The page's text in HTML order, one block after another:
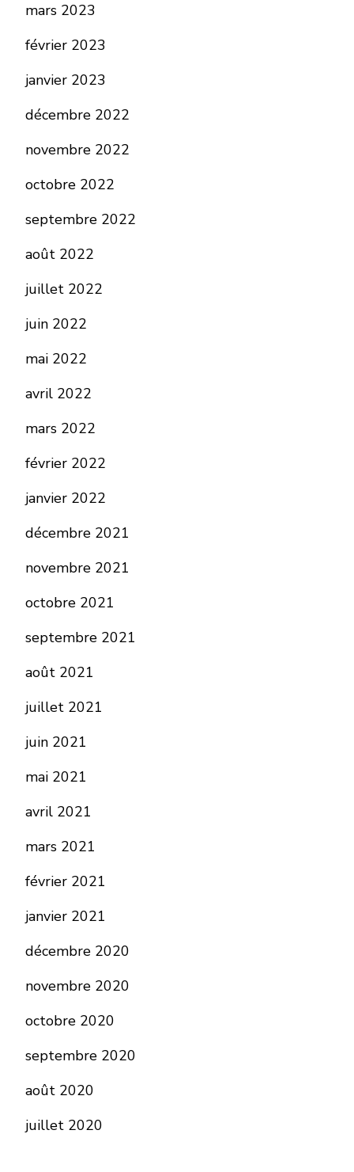
mars 2023
février 2023
janvier 2023
décembre 2022
novembre 2022
octobre 2022
septembre 2022
août 2022
juillet 2022
juin 2022
mai 2022
avril 2022
mars 2022
février 2022
janvier 2022
décembre 2021
novembre 2021
octobre 2021
septembre 2021
août 2021
juillet 2021
juin 2021
mai 2021
avril 2021
mars 2021
février 2021
janvier 2021
décembre 2020
novembre 2020
octobre 2020
septembre 2020
août 2020
juillet 2020